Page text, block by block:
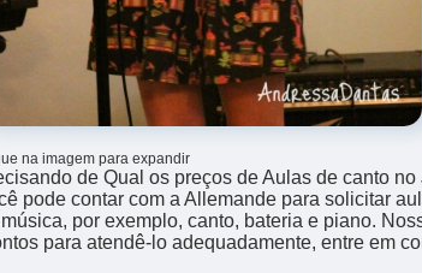
na imagem para expandir
de Qual os preços de Aulas de canto
pode contar com a Allemande para solicitar
por exemplo, canto, bateria e piano.
para atendê-lo adequadamente, entre em